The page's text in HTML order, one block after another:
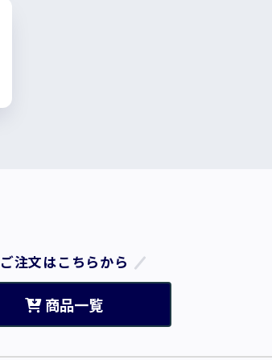
ご注文はこちらから
商品一覧